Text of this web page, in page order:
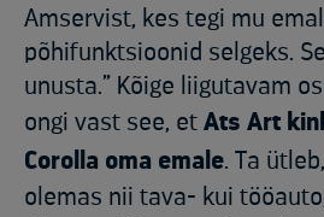
Amservist, kes tegi mu
põhifunktsioonid selgeks.
unusta.” Kõige liigutavam
ongi vast see, et Ats Art
Corolla oma emale. Ta
olemas nii tava- kui